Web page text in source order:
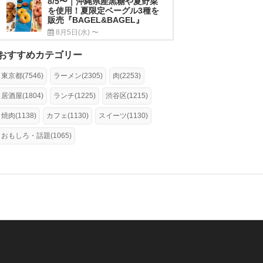
を使用！夏限定ベーグル3種を
販売『BAGEL&BAGEL』
8月5日(水) 〜
すすめカテゴリー
東京都(7546) ラーメン(2305) 肉(2253)
居酒屋(1804) ランチ(1225) 渋谷区(1215)
焼肉(1138) カフェ(1130) スイーツ(1130)
おもしろ・話題(1065)